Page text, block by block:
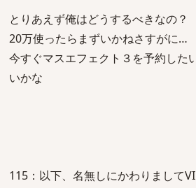
とりあえず俺はどうするべきなの？
20万使ったらまずいかねさすがに…
今すぐマスエフェクト３を予約した
いかな
115：以下、名無しにかわりまして